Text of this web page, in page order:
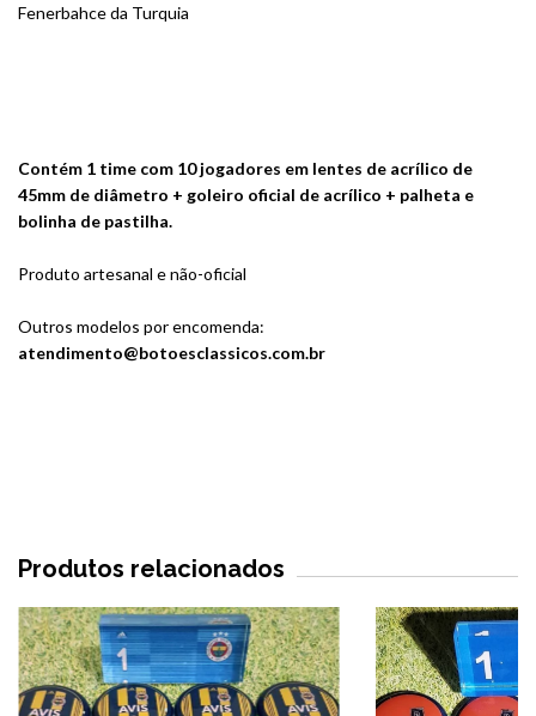
Fenerbahce da Turquia
Contém 1 time com 10 jogadores em lentes de acrílico de
45mm de diâmetro + goleiro oficial de acrílico + palheta e
bolinha de pastilha.
Produto artesanal e não-oficial
Outros modelos por encomenda:
atendimento@botoesclassicos.com.br
Produtos relacionados